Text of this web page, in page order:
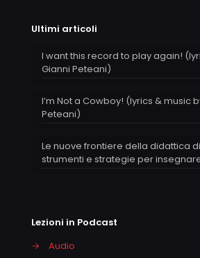
Ultimi articoli
I want this record to play again!
Gianni Peteani)
I’m Not a Cowboy! (lyrics & music
Peteani)
Le nuove frontiere della didattica
strumenti e strategie per
Lezioni in Podcast
→
Audio